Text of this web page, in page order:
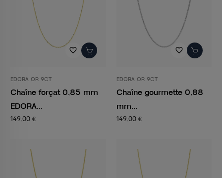
favorite_border
EDORA OR 9CT
Chaîne forçat 0,85 mm
EDORA...
149,00 €
favorite_border
EDORA OR 9CT
Chaîne gourmette 0,88
mm...
149,00 €